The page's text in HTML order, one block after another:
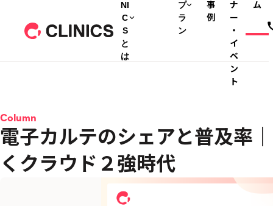
NI
C
S
と
は
プ
ラ
ン
事
例
ナ
ー
・
イ
ベ
ン
ト
ム
Column
電子カルテのシェアと普及率
くクラウド２強時代